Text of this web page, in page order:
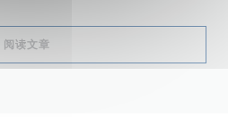
阅读文章((在新窗口中打开))